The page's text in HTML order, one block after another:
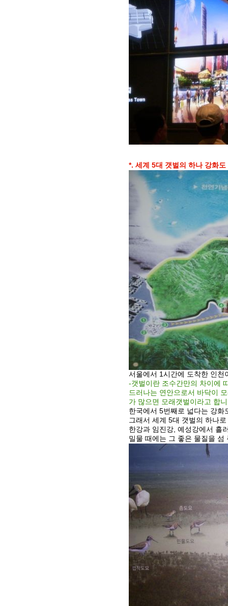
*. 세계 5대 갯벌의 하나 강화
서울에서 1시간에 도착한 인천
-갯벌이란 조수간만의 차이에
드러나는 연안으로서 바닥이
가 많으면 모래갯벌이라고 합
한국에서 5번째로 넓다는 강
그래서 세계 5대 갯벌의 하나
한강과 임진강, 예성강에서 흘
밀물 때에는 그 좋은 물질을 섬